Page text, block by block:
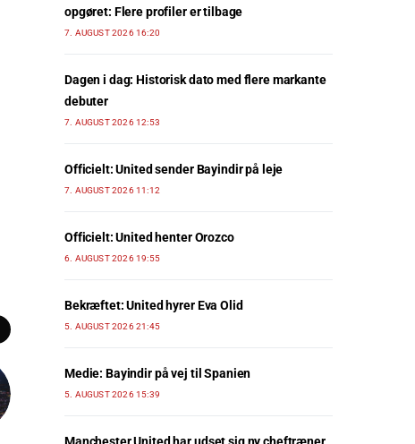
opgøret: Flere profiler er tilbage
7. AUGUST 2026 16:20
Dagen i dag: Historisk dato med flere markante
debuter
7. AUGUST 2026 12:53
Officielt: United sender Bayindir på leje
7. AUGUST 2026 11:12
Officielt: United henter Orozco
6. AUGUST 2026 19:55
Bekræftet: United hyrer Eva Olid
5. AUGUST 2026 21:45
Medie: Bayindir på vej til Spanien
5. AUGUST 2026 15:39